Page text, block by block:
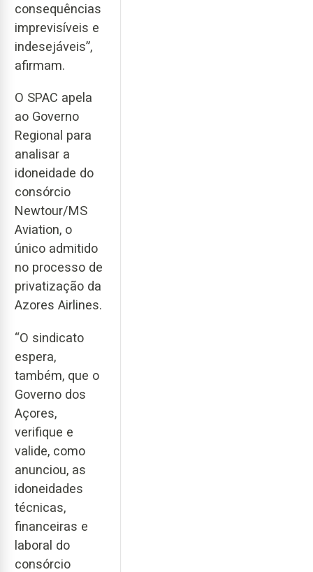
consequências
imprevisíveis e
indesejáveis”,
afirmam.
O SPAC apela
ao Governo
Regional para
analisar a
idoneidade do
consórcio
Newtour/MS
Aviation, o
único admitido
no processo de
privatização da
Azores Airlines.
“O sindicato
espera,
também, que o
Governo dos
Açores,
verifique e
valide, como
anunciou, as
idoneidades
técnicas,
financeiras e
laboral do
consórcio